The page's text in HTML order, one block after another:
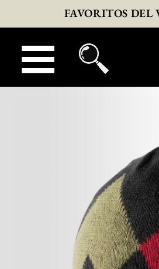
FAVORITOS DEL